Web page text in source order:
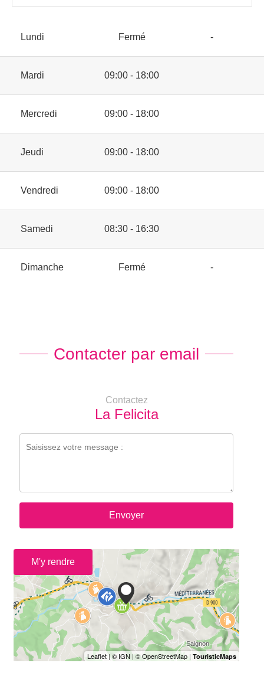
Lundi Fermé -
Mardi 09:00 - 18:00
Mercredi 09:00 - 18:00
Jeudi 09:00 - 18:00
Vendredi 09:00 - 18:00
Samedi 08:30 - 16:30
Dimanche Fermé -
Contacter par email
Contactez
La Felicita
Envoyer
M'y rendre